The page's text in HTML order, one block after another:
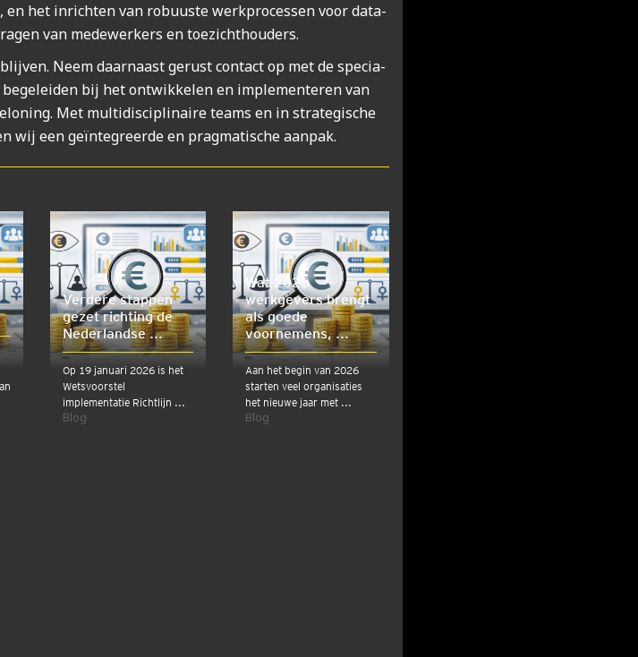
het inrich­ten van robuus­te werk­pro­ces­sen voor data­
van mede­wer­kers en toe­zicht­hou­ders.
Neem daar­naast gerust con­tact op met de spe­ci­a­
bij het ont­wik­ke­len en imple­men­te­ren van
Met mul­ti­dis­ci­pli­nai­re teams en in stra­te­gi­sche
wij een geïn­te­greer­de en prag­ma­ti­sche aan­pak.
Verdere stappen
gezet richting de
Nederlandse ...
Op 19 januari 2026 is het
Wetsvoorstel
implementatie Richtlijn ...
Blog
Wat 2026
werkgevers brengt
als goede
voornemens, ...
Aan het begin van 2026
starten veel organisaties
het nieuwe jaar met ...
Blog